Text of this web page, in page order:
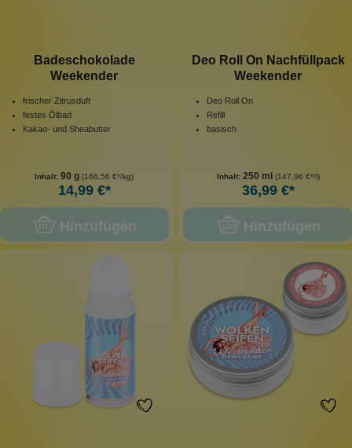
Badeschokolade
Weekender
frischer Zitrusduft
festes Ölbad
Kakao- und Sheabutter
Inhalt: 90 g (166,56 €*/kg)
14,99 €*
Hinzufügen
Deo Roll On Nachfüllpack
Weekender
Deo Roll On
Refill
basisch
Inhalt: 250 ml (147,96 €*/l)
36,99 €*
Hinzufügen